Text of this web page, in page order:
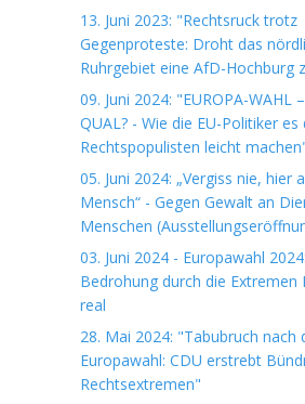
13. Juni 2023: "Rechtsruck trotz
Gegenproteste: Droht das
Ruhrgebiet eine AfD-Hochburg
09. Juni 2024: "EUROPA-WAHL
QUAL? - Wie die EU-Politiker es
Rechtspopulisten leicht
05. Juni 2024: „Vergiss nie, hier
Mensch“ - Gegen Gewalt an
Menschen
03. Juni 2024 - Europawahl
Bedrohung durch die Extremen
real
28. Mai 2024: "Tabubruch nach
Europawahl: CDU erstrebt
Rechtsextremen"